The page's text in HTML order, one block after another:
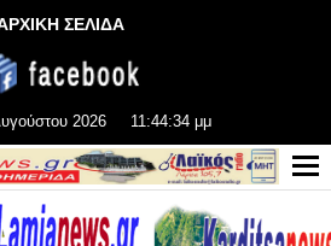
ΣΕΛΙΔΑ
2026 11:44:34 μμ